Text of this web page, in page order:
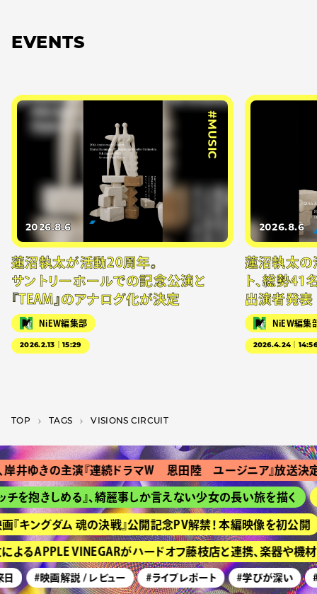
EVENTS
#MUSIC
2026.8.6
蓮沼執太が活動20周年。
サントリーホールでの記念公演と
『TEAM』のアナログ化が決定
NiEW編集部
2026.2.13｜15:29
2026.8.6
蓮沼執太の
ト、総勢41
出演者発表
NiEW編集
2026.4.24｜
TOP T­A­G­S VISIONS CIRCUIT
井ゆきの主演『連続ドラマＷ 恩田陸 ユージニア』放送決定
を抱きしめる』、綺麗事しか言えない少女の長い旅を描く
キングダム 魂の決戦』公開記念PV解禁！ 本編映像を初公開
よるAPPLE VINEGARがハードオフ藤枝店と連携、楽器や機
#映画解説 / レビュー #ライブレポート #学びが深い